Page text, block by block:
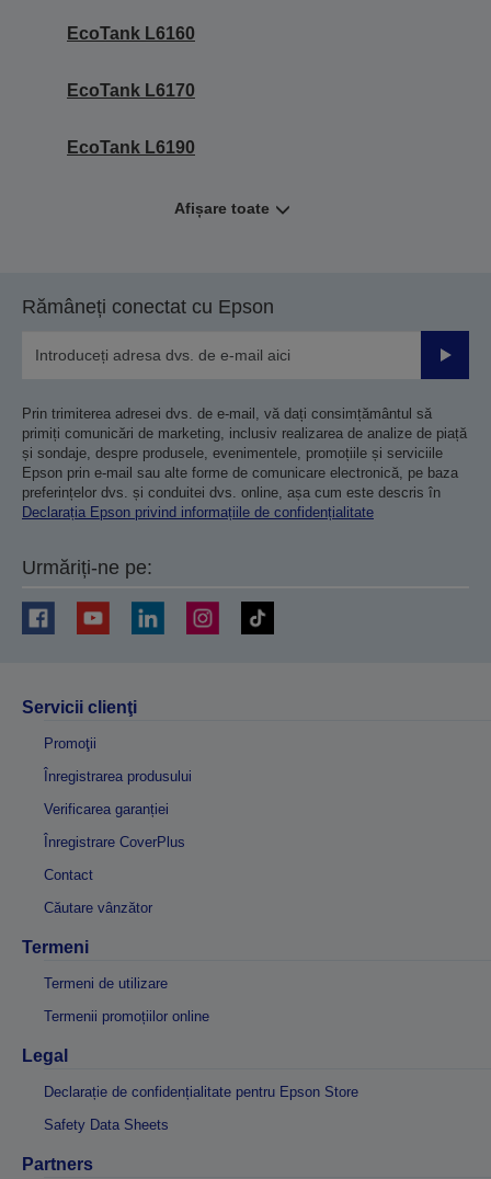
EcoTank L6160
EcoTank L6170
EcoTank L6190
Afișare toate
Rămâneți conectat cu Epson
Prin trimiterea adresei dvs. de e-mail, vă dați consimțământul să
primiți comunicări de marketing, inclusiv realizarea de analize de piață
și sondaje, despre produsele, evenimentele, promoțiile și serviciile
Epson prin e-mail sau alte forme de comunicare electronică, pe baza
preferințelor dvs. și conduitei dvs. online, așa cum este descris în
Declarația Epson privind informațiile de confidențialitate
Urmăriți-ne pe:
Servicii clienţi
Promoţii
Înregistrarea produsului
Verificarea garanției
Înregistrare CoverPlus
Contact
Căutare vânzător
Termeni
Termeni de utilizare
Termenii promoțiilor online
Legal
Declarație de confidențialitate pentru Epson Store
Safety Data Sheets
Partners